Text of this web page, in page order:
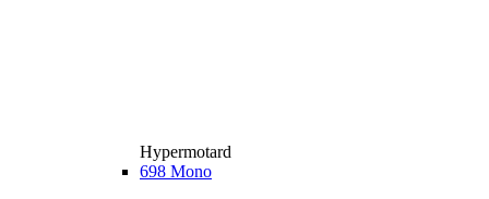
Hypermotard
698 Mono